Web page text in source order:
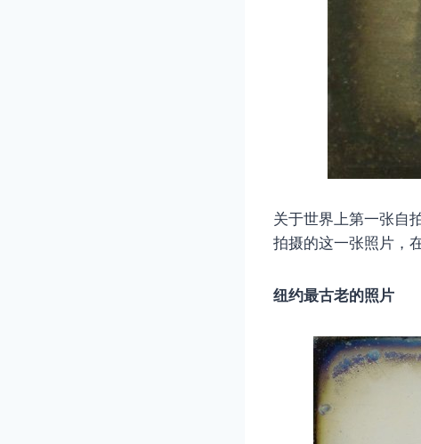
关于世界上第一张自
拍摄的这一张照片，
纽约最古老的照片